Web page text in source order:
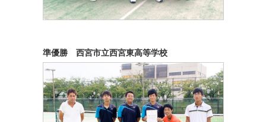
準優勝 西宮市立西宮東高等学校